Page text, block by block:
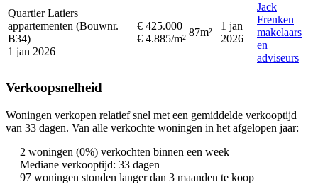
Quartier Latiers
appartementen (Bouwnr.
B34)
1 jan 2026
€ 425.000
€ 4.885/m²
87m²
1 jan
2026
Jack
Frenken
makelaars
en
adviseurs
Verkoopsnelheid
Woningen verkopen relatief snel met een gemiddelde verkooptijd
van 33 dagen. Van alle verkochte woningen in het afgelopen jaar:
2 woningen (0%) verkochten binnen een week
Mediane verkooptijd: 33 dagen
97 woningen stonden langer dan 3 maanden te koop